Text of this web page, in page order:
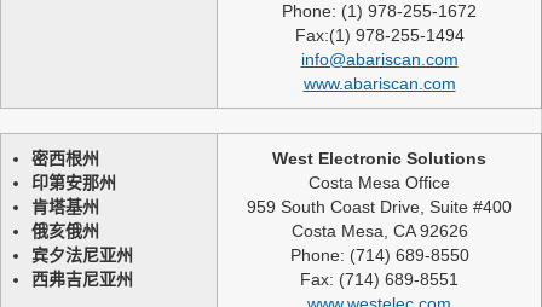
Phone: (1) 978-255-1672
Fax:(1) 978-255-1494
info@abariscan.com
www.abariscan.com
密西根州
印第安那州
肯塔基州
俄亥俄州
宾夕法尼亚州
西弗吉尼亚州
West Electronic Solutions
Costa Mesa Office
959 South Coast Drive, Suite #400
Costa Mesa, CA 92626
Phone: (714) 689-8550
Fax: (714) 689-8551